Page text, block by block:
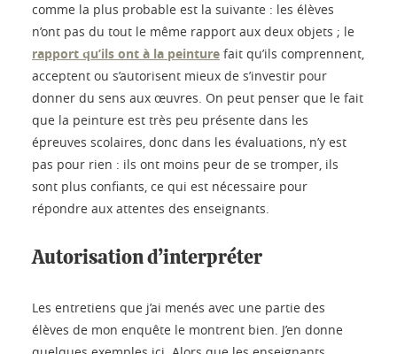
comme la plus probable est la suivante : les élèves
n’ont pas du tout le même rapport aux deux objets ; le
rapport qu’ils ont à la peinture fait qu’ils comprennent,
acceptent ou s’autorisent mieux de s’investir pour
donner du sens aux œuvres. On peut penser que le fait
que la peinture est très peu présente dans les
épreuves scolaires, donc dans les évaluations, n’y est
pas pour rien : ils ont moins peur de se tromper, ils
sont plus confiants, ce qui est nécessaire pour
répondre aux attentes des enseignants.
Autorisation d’interpréter
Les entretiens que j’ai menés avec une partie des
élèves de mon enquête le montrent bien. J’en donne